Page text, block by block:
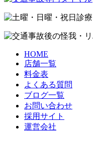
HOME
店舗一覧
料金表
よくある質問
ブログ一覧
お問い合わせ
採用サイト
運営会社